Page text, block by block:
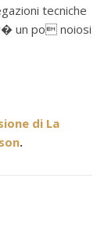
tecniche
un po noiosi
di La
.